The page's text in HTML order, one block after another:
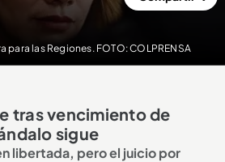
para las Regiones. FOTO: COLPRENSA
tras vencimiento de
sigue
libertada, pero el juicio por